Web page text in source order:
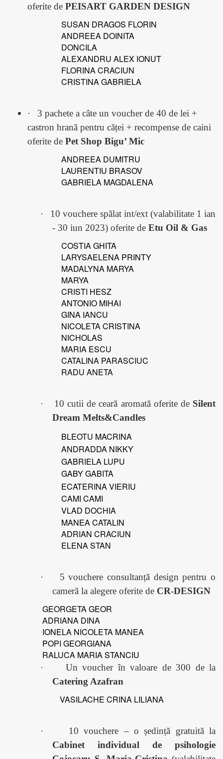
oferite de PEISART GARDEN DESIGN
SUSAN DRAGOS FLORIN
ANDREEA DOINITA
DONCILA
ALEXANDRU ALEX IONUT
FLORINA CRACIUN
CRISTINA GABRIELA
·
3 pachete a câte un voucher de 40 de lei +
castron hrană pentru căței + recompense de caini
oferite de Pet Shop Bigu’ Mic
ANDREEA DUMITRU
LAURENTIU BRASOV
GABRIELA MAGDALENA
·
10 vouchere spălat int/ext (valabilitate 1 ian
- 30 iun 2023) oferite de Etu Oil & Gas
COSTIA GHITA
LARYSAELENA PRINTY
MADALYNA MARYA
MARYA
CRISTI HESZ
ANTONIO MIHAI
GINA IANCU
NICOLETA CRISTINA
NICHOLAS
MARIA ESCU
CATALINA PARASCIUC
RADU ANETA
· 10 cutii de ceară aromată oferite de Silent
Dream Melts&Candles
BLEOTU MACRINA
ANDRADDA NIKKY
GABRIELA LUPU
GABY GABITA
ECATERINA VIERIU
CAMI CAMI
VLAD DOCHIA
MANEA CATALIN
ADRIAN CRACIUN
ELENA STAN
·
5 vouchere consultanță design pentru o
cameră la alegere oferite de CR-DESIGN
GEORGETA GEOR
ADRIANA DINA
IONELA NICOLETA MANEA
POPI GEORGIANA
RALUCA MARIA STANCIU
·
Un voucher în valoare de 300 de la
Catering Azafran
VASILACHE CRINA LILIANA
·
10 vouchere – o ședință gratuită la
Cabinet individual de psihologie